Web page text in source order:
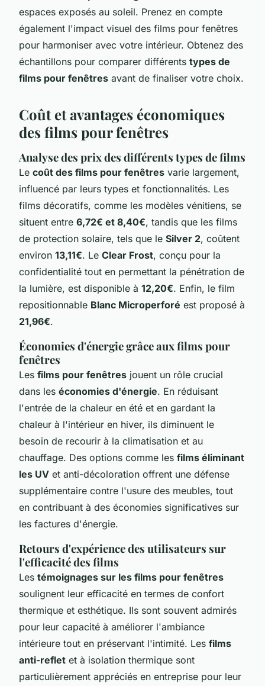
espaces exposés au soleil. Prenez en compte
également l'impact visuel des films pour fenêtres
pour harmoniser avec votre intérieur. Obtenez des
échantillons pour comparer différents types de
films pour fenêtres avant de finaliser votre choix.
Coût et avantages économiques
des films pour fenêtres
Analyse des prix des différents types de films
Le coût des films pour fenêtres varie largement,
influencé par leurs types et fonctionnalités. Les
films décoratifs, comme les modèles vénitiens, se
situent entre 6,72€ et 8,40€, tandis que les films
de protection solaire, tels que le Silver 2, coûtent
environ 13,11€. Le Clear Frost, conçu pour la
confidentialité tout en permettant la pénétration de
la lumière, est disponible à 12,20€. Enfin, le film
repositionnable Blanc Microperforé est proposé à
21,96€.
Économies d'énergie grâce aux films pour
fenêtres
Les films pour fenêtres jouent un rôle crucial
dans les économies d'énergie. En réduisant
l'entrée de la chaleur en été et en gardant la
chaleur à l'intérieur en hiver, ils diminuent le
besoin de recourir à la climatisation et au
chauffage. Des options comme les films éliminant
les UV et anti-décoloration offrent une défense
supplémentaire contre l'usure des meubles, tout
en contribuant à des économies significatives sur
les factures d'énergie.
Retours d'expérience des utilisateurs sur
l'efficacité des films
Les témoignages sur les films pour fenêtres
soulignent leur efficacité en termes de confort
thermique et esthétique. Ils sont souvent admirés
pour leur capacité à améliorer l'ambiance
intérieure tout en préservant l'intimité. Les films
anti-reflet et à isolation thermique sont
particulièrement appréciés en entreprise pour leur